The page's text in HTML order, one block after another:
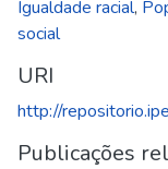
Igualdade racial,
social
URI
http://
Publicações